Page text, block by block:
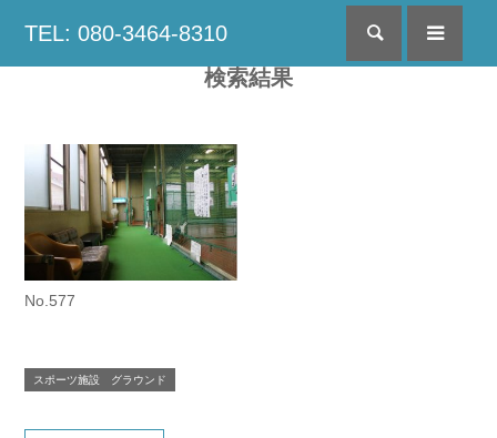
TEL: 080-3464-8310 検索
検索結果
No.577
スポーツ施設 グラウンド